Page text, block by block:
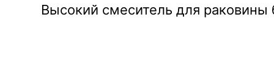
Высокий смеситель для раковины